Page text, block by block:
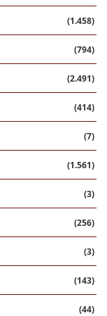
(1.458)
(794)
(2.491)
(414)
(7)
(1.561)
(3)
(256)
(3)
(143)
(44)